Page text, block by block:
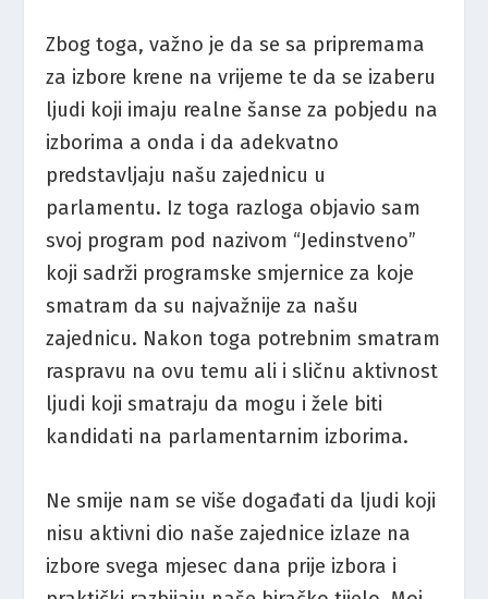
Zbog toga, važno je da se sa pripremama
za izbore krene na vrijeme te da se izaberu
ljudi koji imaju realne šanse za pobjedu na
izborima a onda i da adekvatno
predstavljaju našu zajednicu u
parlamentu. Iz toga razloga objavio sam
svoj program pod nazivom “Jedinstveno”
koji sadrži programske smjernice za koje
smatram da su najvažnije za našu
zajednicu. Nakon toga potrebnim smatram
raspravu na ovu temu ali i sličnu aktivnost
ljudi koji smatraju da mogu i žele biti
kandidati na parlamentarnim izborima.
Ne smije nam se više događati da ljudi koji
nisu aktivni dio naše zajednice izlaze na
izbore svega mjesec dana prije izbora i